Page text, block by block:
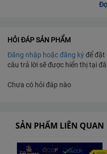
Đông trùng hạ thảo là
trên trái đất có chứa Selen.
khả năng tăng cường hệ miễn
Đông trùng hạ thảo là một vị
cùng tốt với các bệnh rối
tinh, đau lưng mỏi gối, thận
hiện đại cho biết Đông
công năng của tuyến
chống ung thư và phóng xạ
HỎI ĐÁP SẢN PHẨM
Đăng nhập hoặc đăng kýđể đặt
câu trả lời sẽ được hiển thị tại
Chưa có hỏi đáp nào
SẢN PHẨM LIÊN QUAN